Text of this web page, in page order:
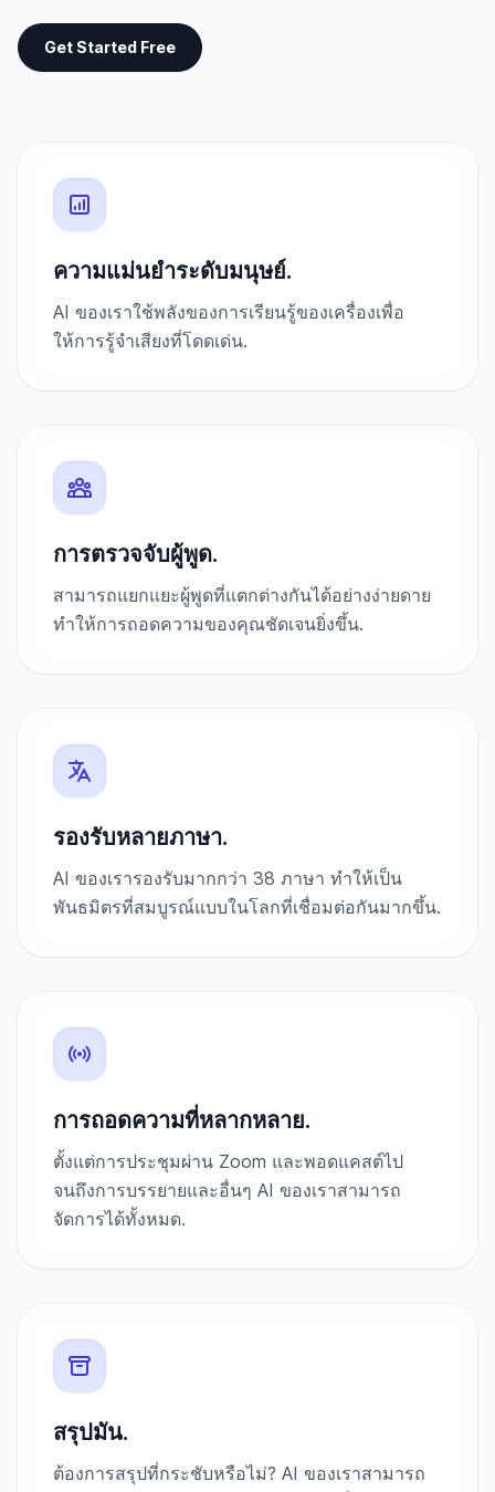
Get Started Free
ความแม่นยำระดับมนุษย์.
AI ของเราใช้พลังของการเรียนรู้ของเครื่องเพื่อ
ให้การรู้จำเสียงที่โดดเด่น.
การตรวจจับผู้พูด.
สามารถแยกแยะผู้พูดที่แตกต่างกันได้อย่างง่ายดาย
ทำให้การถอดความของคุณชัดเจนยิ่งขึ้น.
รองรับหลายภาษา.
AI ของเรารองรับมากกว่า 38 ภาษา ทำให้เป็น
พันธมิตรที่สมบูรณ์แบบในโลกที่เชื่อมต่อกันมากขึ้น.
การถอดความที่หลากหลาย.
ตั้งแต่การประชุมผ่าน Zoom และพอดแคสต์ไป
จนถึงการบรรยายและอื่นๆ AI ของเราสามารถ
จัดการได้ทั้งหมด.
สรุปมัน.
ต้องการสรุปที่กระชับหรือไม่? AI ของเราสามารถ